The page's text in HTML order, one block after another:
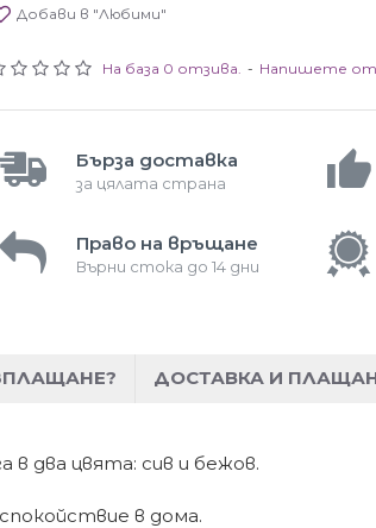
На база 0 отзива. - Напишете
Добави в "Любими"
Бърза доставка
за цялата страна
Право на връщане
Върни стока до 14 дни
ДОСТАВКА И
в два цвята: сив и бежов.
в дома.